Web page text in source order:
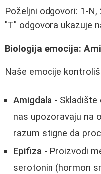
Poželjni odgovori: 1-N,
"T" odgovora ukazuje
Biologija emocija:
Naše emocije
Amigdala - Skladište
nas upozoravaju na
razum stigne da
Epifiza - Proizvodi
serotonin (hormon